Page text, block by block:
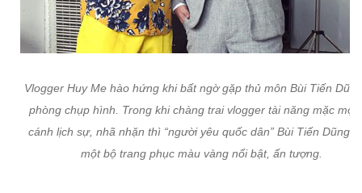
Vlogger Huy Me hào hứng khi bất ngờ gặp thủ môn Bùi Tiến
phòng chụp hình. Trong khi chàng trai vlogger tài năng mặc một
cánh lịch sự, nhã nhặn thì “người yêu quốc dân” Bùi Tiến Dũng
một bộ trang phục màu vàng nổi bật, ấn tượng.